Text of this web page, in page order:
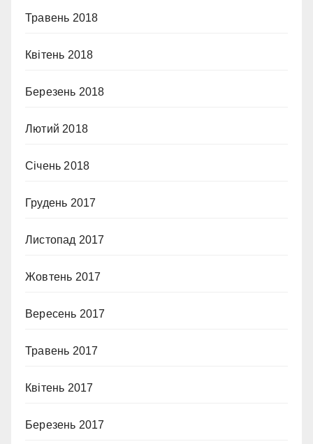
Травень 2018
Квітень 2018
Березень 2018
Лютий 2018
Січень 2018
Грудень 2017
Листопад 2017
Жовтень 2017
Вересень 2017
Травень 2017
Квітень 2017
Березень 2017